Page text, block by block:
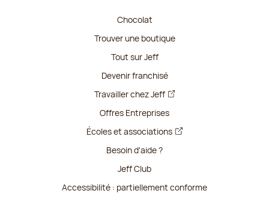
Chocolat
Trouver une boutique
Tout sur Jeff
Devenir franchisé
Travailler chez Jeff
Offres Entreprises
Écoles et associations
Besoin d'aide ?
Jeff Club
Accessibilité : partiellement conforme